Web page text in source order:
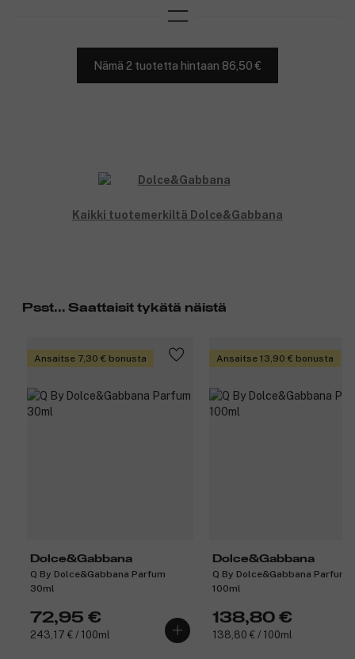
Nämä 2 tuotetta hintaan 86,50 €
Kaikki tuotemerkiltä Dolce&Gabbana
Psst... Saattaisit tykätä näistä
Ansaitse 7,30 € bonusta
Dolce&Gabbana
Q By Dolce&Gabbana Parfum
30ml
72,95 €
243,17 € / 100ml
Ansaitse 13,90 € bonusta
Dolce&Gabbana
Q By Dolce&Gabbana Parfum
100ml
138,80 €
138,80 € / 100ml